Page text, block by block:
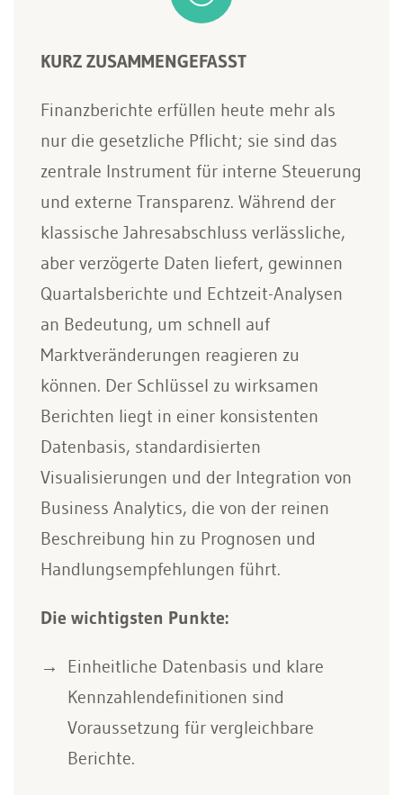
KURZ ZUSAMMENGEFASST
Finanzberichte erfüllen heute mehr als
nur die gesetzliche Pflicht; sie sind das
zentrale Instrument für interne Steuerung
und externe Transparenz. Während der
klassische Jahresabschluss verlässliche,
aber verzögerte Daten liefert, gewinnen
Quartalsberichte und Echtzeit-Analysen
an Bedeutung, um schnell auf
Marktveränderungen reagieren zu
können. Der Schlüssel zu wirksamen
Berichten liegt in einer konsistenten
Datenbasis, standardisierten
Visualisierungen und der Integration von
Business Analytics, die von der reinen
Beschreibung hin zu Prognosen und
Handlungsempfehlungen führt.
Die wichtigsten Punkte:
Einheitliche Datenbasis und klare
Kennzahlendefinitionen sind
Voraussetzung für vergleichbare
Berichte.